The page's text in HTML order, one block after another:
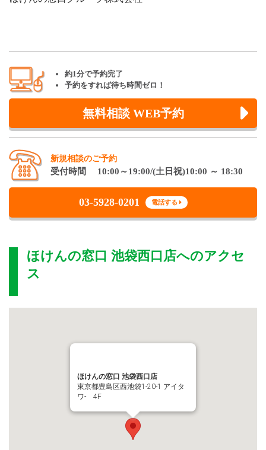
約1分で予約完了
予約をすれば待ち時間ゼロ！
無料相談 WEB予約
新規相談のご予約
受付時間 10:00～19:00/(土日祝)10:00 ～ 18:30
03-5928-0201 電話する
ほけんの窓口 池袋西口店へのアクセ
ス
ほけんの窓口 池袋西口店
東京都豊島区西池袋1-20-1 アイタ
ワ- 4F